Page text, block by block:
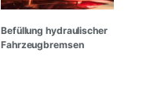
Befüllung hydraulischer
Fahrzeugbremsen